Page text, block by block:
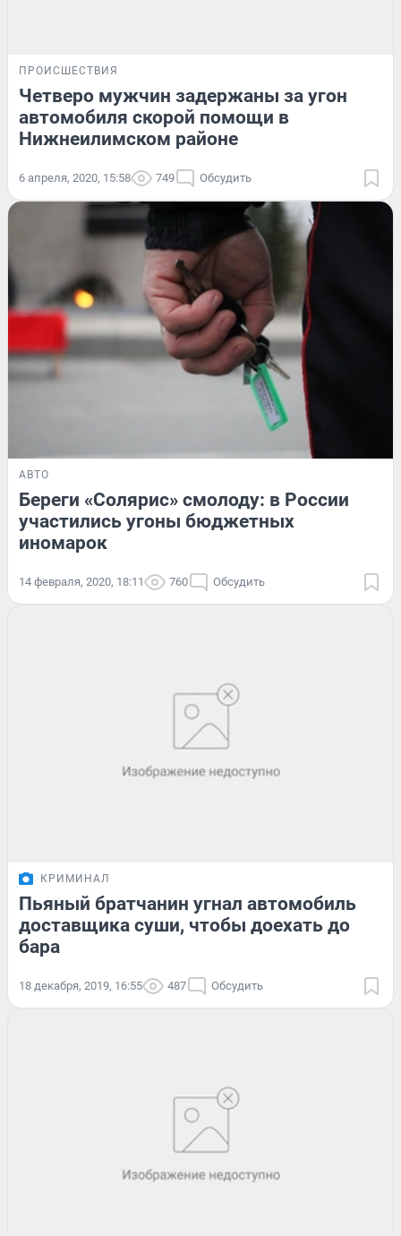
ПРОИСШЕСТВИЯ
Четверо мужчин задержаны за угон
автомобиля скорой помощи в
Нижнеилимском районе
6 апреля, 2020, 15:58 749 Обсудить
АВТО
Береги «Солярис» смолоду: в России
участились угоны бюджетных
иномарок
14 февраля, 2020, 18:11 760 Обсудить
КРИМИНАЛ
Пьяный братчанин угнал автомобиль
доставщика суши, чтобы доехать до
бара
18 декабря, 2019, 16:55 487 Обсудить